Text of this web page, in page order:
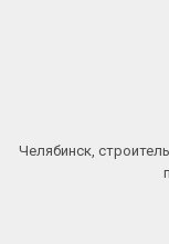
Челябинск,